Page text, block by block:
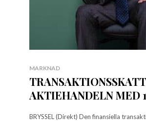
MARKNAD
AKTIEHANDELN MED
BRYSSEL (Direkt) Den finansiella